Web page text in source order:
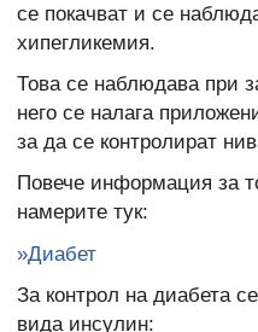
се покачват и се
хипегликемия.
Това се наблюдава при
него се налага
за да се контролират
Повече информация за
намерите тук:
»Диабет
За контрол на диабета
вида инсулин: